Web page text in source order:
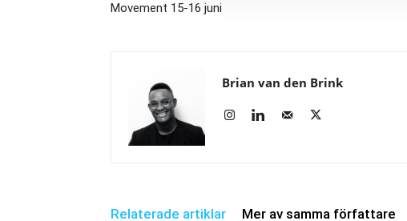
Movement 15-16 juni
Brian van den Brink
Relaterade artiklar Mer av samma författare